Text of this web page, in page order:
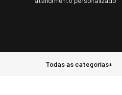
Todas as categorias+